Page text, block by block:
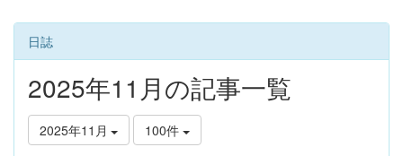
日誌
2025年11月の記事一覧
2025年11月 100件